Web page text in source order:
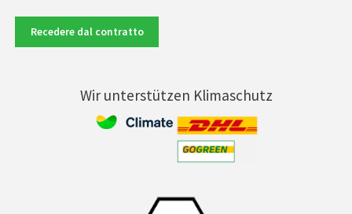
Recedere dal contratto
Wir unterstützen Klimaschutz